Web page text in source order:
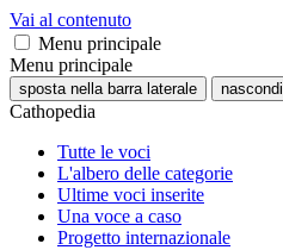
Vai al contenuto
Menu principale
Menu principale
sposta nella barra laterale nascondi
Cathopedia
Tutte le voci
L'albero delle categorie
Ultime voci inserite
Una voce a caso
Progetto internazionale